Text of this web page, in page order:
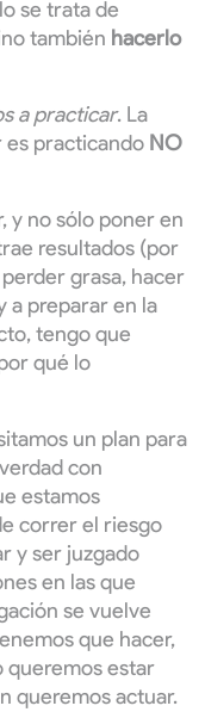
se trata de
también hacerlo
a practicar. La
es practicando NO
y no sólo poner en
resultados (por
grasa, hacer
a preparar en la
tengo que
qué lo
un plan para
con
estamos
correr el riesgo
y ser juzgado
en las que
se vuelve
que hacer,
queremos estar
queremos actuar.